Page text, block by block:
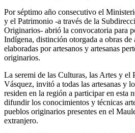
Por séptimo año consecutivo el
y el Patrimonio -a través de la
Originarios- abrió la convocatoria para
Indígena, distinción otorgada a obras de
elaboradas por artesanos y artesanas
originarios.
La seremi de las Culturas, las Artes y
Vásquez, invitó a todas las artesanas y
residen en la región a participar en esta
difundir los conocimientos y técnicas
pueblos originarios presentes en el
extranjero.